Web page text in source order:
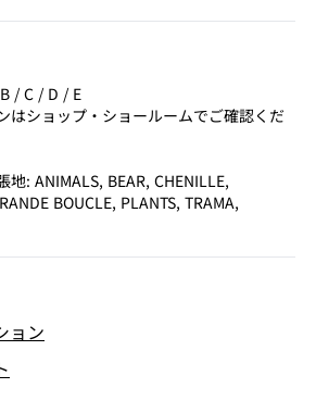
/ C / D / E
はショップ・ショールームでご確認くだ
地: ANIMALS, BEAR, CHENILLE,
BOUCLE, PLANTS, TRAMA,
ョン